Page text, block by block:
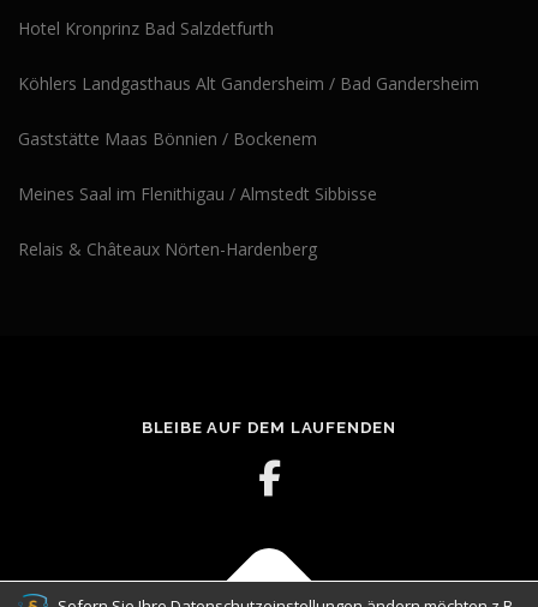
Hotel Kronprinz Bad Salzdetfurth
Köhlers Landgasthaus Alt Gandersheim / Bad Gandersheim
Gaststätte Maas Bönnien / Bockenem
Meines Saal im Flenithigau / Almstedt Sibbisse
Relais & Châteaux Nörten-Hardenberg
BLEIBE AUF DEM LAUFENDEN